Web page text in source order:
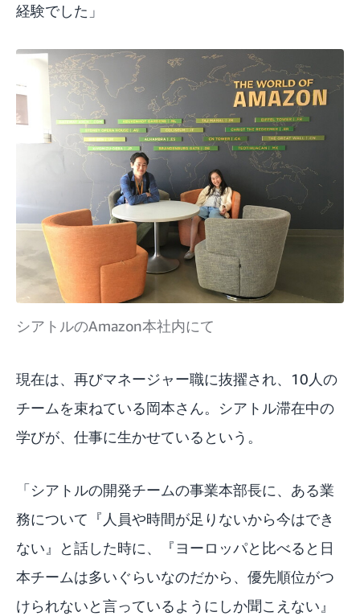
経験でした」
シアトルのAmazon本社内にて
現在は、再びマネージャー職に抜擢され、10人の
チームを束ねている岡本さん。シアトル滞在中の
学びが、仕事に生かせているという。
「シアトルの開発チームの事業本部長に、ある業
務について『人員や時間が足りないから今はでき
ない』と話した時に、『ヨーロッパと比べると日
本チームは多いぐらいなのだから、優先順位がつ
けられないと言っているようにしか聞こえない』